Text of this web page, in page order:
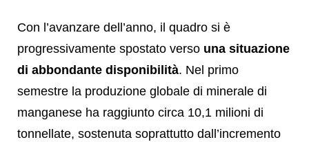
Con l’avanzare dell’anno, il quadro si è
progressivamente spostato verso una situazione
di abbondante disponibilità. Nel primo
semestre la produzione globale di minerale di
manganese ha raggiunto circa 10,1 milioni di
tonnellate, sostenuta soprattutto dall’incremento